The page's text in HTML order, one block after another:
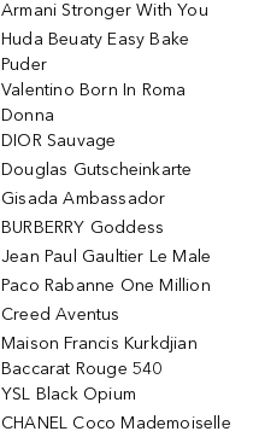
Armani Stronger With You
Huda Beuaty Easy Bake
Puder
Valentino Born In Roma
Donna
DIOR Sauvage
Douglas Gutscheinkarte
Gisada Ambassador
BURBERRY Goddess
Jean Paul Gaultier Le Male
Paco Rabanne One Million
Creed Aventus
Maison Francis Kurkdjian
Baccarat Rouge 540
YSL Black Opium
CHANEL Coco Mademoiselle